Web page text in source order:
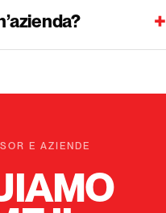
+
E AZIENDE